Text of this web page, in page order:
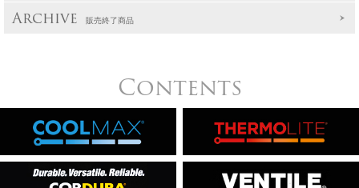
Archive 販売終了商品
Contents